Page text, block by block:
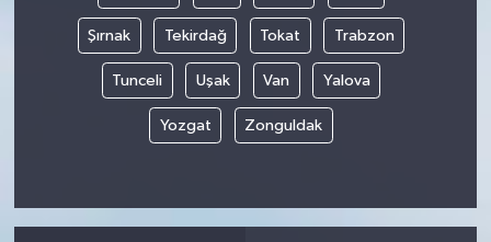
Şırnak Tekirdağ Tokat Trabzon
Tunceli Uşak Van Yalova
Yozgat Zonguldak